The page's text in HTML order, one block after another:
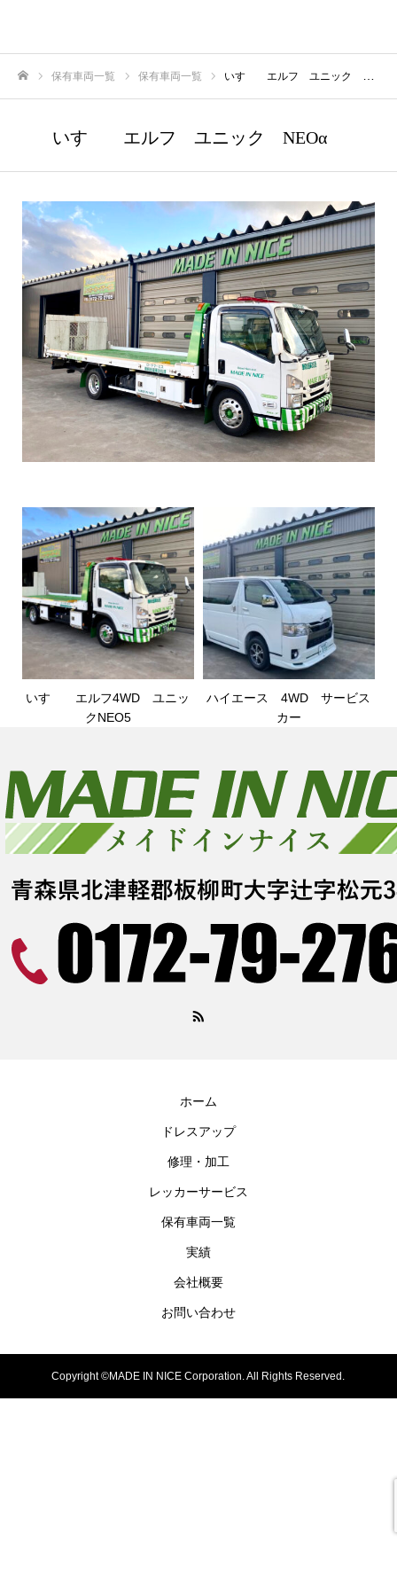
保有車両一覧 保有車両一覧 いすゞ エルフ ユニック NEOα
いすゞ エルフ ユニック NEOα
いすゞ エルフ4WD ユニッ
クNEO5
ハイエース 4WD サービス
カー
ホーム
ドレスアップ
修理・加工
レッカーサービス
保有車両一覧
実績
会社概要
お問い合わせ
Copyright ©MADE IN NICE Corporation. All Rights Reserved.